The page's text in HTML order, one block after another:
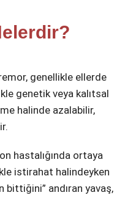
genellikle ellerde
genetik veya kalıtsal
halinde azalabilir,
hastalığında ortaya
istirahat halindeyken
bittiğini” andıran yavaş,